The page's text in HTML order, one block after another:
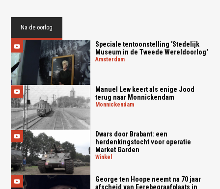
Na de oorlog
Speciale tentoonstelling 'Stedelijk
Museum in de Tweede Wereldoorlog'
amsterdam
Manuel Lew keert als enige Jood
terug naar Monnickendam
monnickendam
Dwars door Brabant: een
herdenkingstocht voor operatie
Market Garden
winkel
George ten Hoope neemt na 70 jaar
afscheid van Eerebegraafplaats in